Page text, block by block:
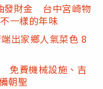
發財金 台中宮崎物
一樣的年味
出家鄉人氣菜色 8
免費機械設施、吉
朝聖